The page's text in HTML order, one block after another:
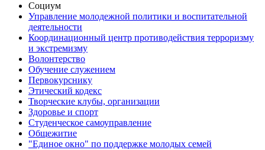
Социум
Управление молодежной политики и воспитательной
деятельности
Координационный центр противодействия терроризму
и экстремизму
Волонтерство
Обучение служением
Первокурснику
Этический кодекс
Творческие клубы, организации
Здоровье и спорт
Студенческое самоуправление
Общежитие
"Единое окно" по поддержке молодых семей